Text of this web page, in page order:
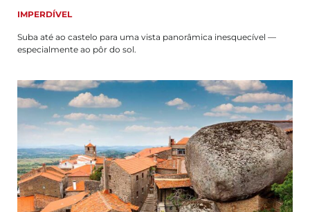
IMPERDÍVEL
Suba até ao castelo para uma vista panorâmica inesquecível —
especialmente ao pôr do sol.